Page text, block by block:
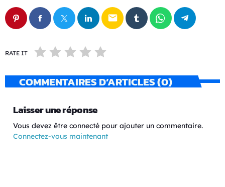
email
RATE IT
COMMENTAIRES D’ARTICLES (0)
Laisser une réponse
Vous devez être connecté pour ajouter un commentaire.
Connectez-vous maintenant